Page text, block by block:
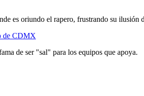
es oriundo el rapero, frustrando su ilusión
de CDMX
de ser "sal" para los equipos que apoya.